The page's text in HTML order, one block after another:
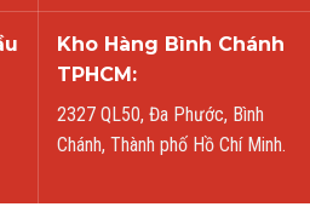
Kho Hàng Bình Chánh
TPHCM:
2327 QL50, Đa Phước, Bình
Chánh, Thành phố Hồ Chí Minh.